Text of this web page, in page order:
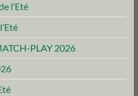
l’Eté
PLAY 2026